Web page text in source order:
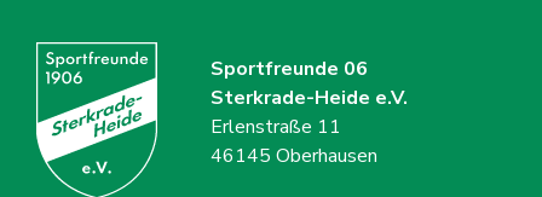
Sportfreunde 06
Sterkrade-Heide e.V.
Erlenstraße 11
46145 Oberhausen